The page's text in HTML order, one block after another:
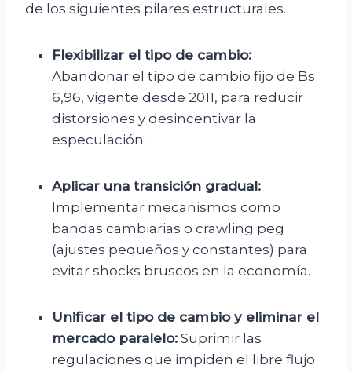
de los siguientes pilares estructurales.
Flexibilizar el tipo de cambio:
Abandonar el tipo de cambio fijo de Bs
6,96, vigente desde 2011, para reducir
distorsiones y desincentivar la
especulación.
Aplicar una transición gradual:
Implementar mecanismos como
bandas cambiarias o crawling peg
(ajustes pequeños y constantes) para
evitar shocks bruscos en la economía.
Unificar el tipo de cambio y eliminar el
mercado paralelo: Suprimir las
regulaciones que impiden el libre flujo